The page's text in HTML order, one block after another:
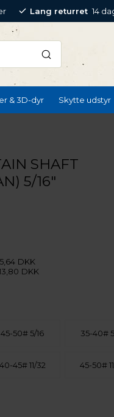
Lang returret 14
& 3D-dyr Skytte udstyr
SHAFT
5/16"
DKK
DKK
45-50# 5/16 35-40#
40-45# 11/32 45-50#